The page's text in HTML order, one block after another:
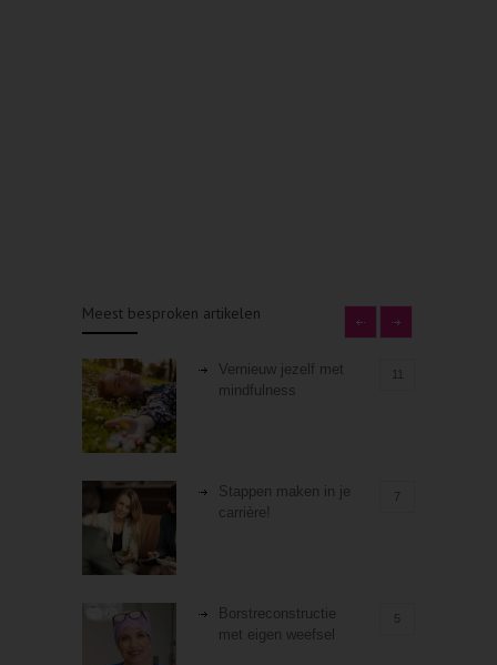
Meest besproken artikelen
Vernieuw jezelf met
mindfulness
Stappen maken in je
carrière!
7
Borstreconstructie
met eigen weefsel
5